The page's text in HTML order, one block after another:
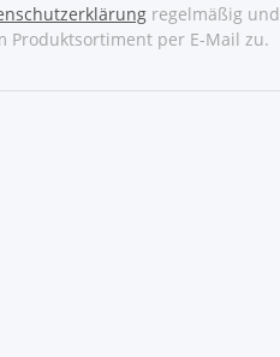
regelmäßig und
per E-Mail zu.